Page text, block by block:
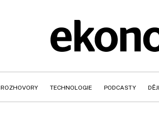
ROZHOVORY TECHNOLOGIE PODCASTY